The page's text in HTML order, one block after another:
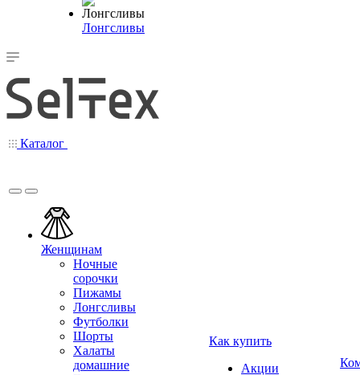
Лонгсливы
Каталог
Женщинам
Ночные
сорочки
Пижамы
Лонгсливы
Футболки
Шорты
Халаты
домашние
Как купить
Акции